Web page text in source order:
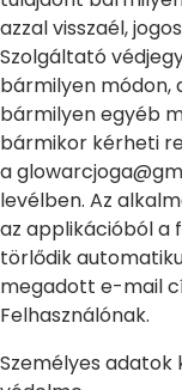
azzal visszaél,
Szolgáltató
bármilyen módon,
bármilyen egyéb
bármikor kérheti
a
levélben. Az
az applikációból a
törlődik
megadott e-mail
Felhasználónak.
Személyes adatok